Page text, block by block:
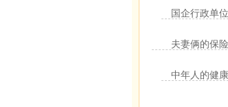
国企行政单
夫妻俩的保险
中年人的健康